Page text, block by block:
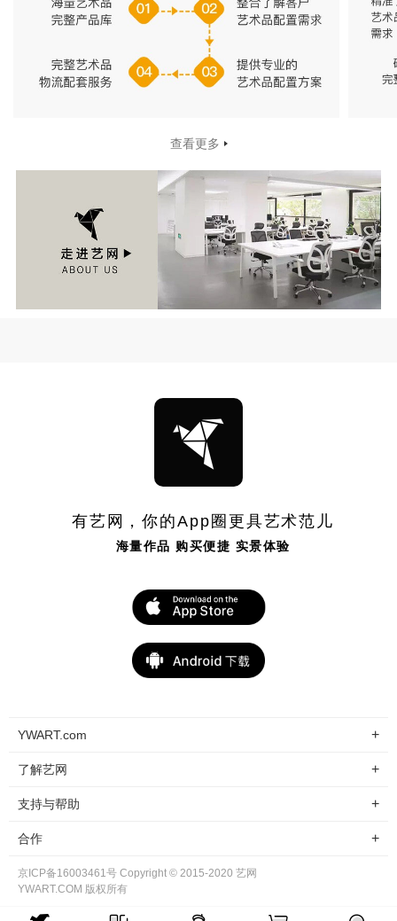
查看更多
有艺网，你的App圈更具艺术范儿
海量作品 购买便捷 实景体验
YWART.com +
了解艺网 +
支持与帮助 +
合作 +
京ICP备16003461号 Copyright © 2015-2020 艺网
YWART.COM 版权所有